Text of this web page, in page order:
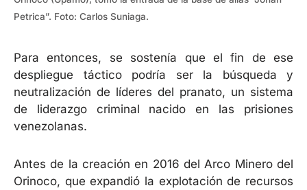
Petrica”. Foto: Carlos Suniaga.
Para entonces, se sostenía que el fin de ese
despliegue táctico podría ser la búsqueda y
neutralización de líderes del pranato, un sistema
de liderazgo criminal nacido en las prisiones
venezolanas.
Antes de la creación en 2016 del Arco Minero del
Orinoco, que expandió la explotación de recursos